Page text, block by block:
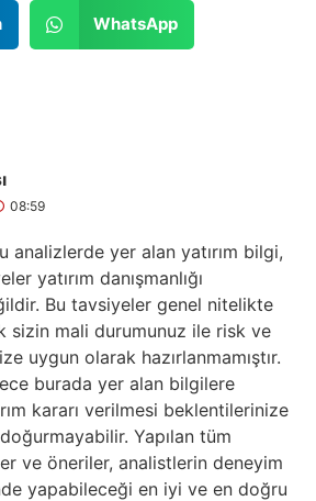
WhatsApp
08:59
analizlerde yer alan yatırım bilgi,
yatırım danışmanlığı
Bu tavsiyeler genel nitelikte
sizin mali durumunuz ile risk ve
uygun olarak hazırlanmamıştır.
burada yer alan bilgilere
kararı verilmesi beklentilerinize
Yapılan tüm
ve öneriler, analistlerin deneyim
yapabileceği en iyi ve en doğru